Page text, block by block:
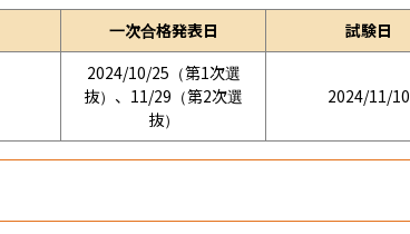
一次合格発表日 試験日
2024/10/25（第1次選
抜）、11/29（第2次選
抜）
2024/11/10